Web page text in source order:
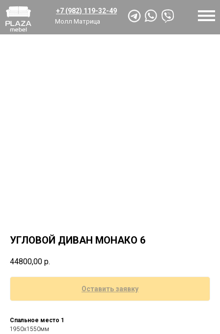
+7 (982) 119-32-49
Молл Матрица
УГЛОВОЙ ДИВАН МОНАКО 6
44800,00 р.
Оставить заявку
Спальное место 1
1950х1550мм